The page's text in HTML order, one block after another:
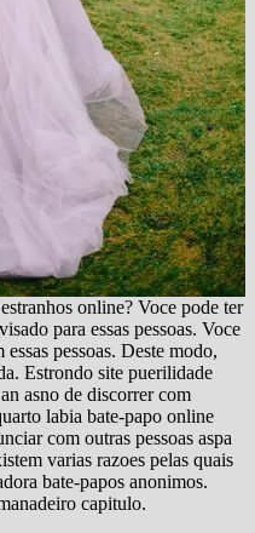
online? Voce pode ter
para essas pessoas. Voce
pessoas. Deste modo,
Estrondo site puerilidade
asno de discorrer com
labia bate-papo online
com outras pessoas aspa
varias razoes pelas quais
bate-papos anonimos.
capitulo.